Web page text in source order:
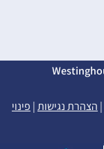
| הצהרת נגישות| פינוי